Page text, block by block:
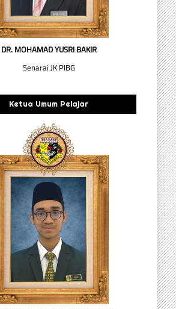
DR. MOHAMAD YUSRI BAKIR
Senarai JK PIBG
Ketua Umum Pelajar